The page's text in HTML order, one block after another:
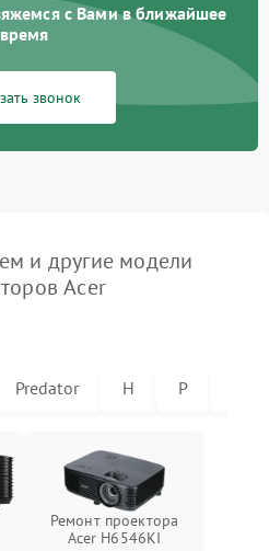
с Вами в ближайшее
время
звонок
и другие модели
Acer
Predator H P
Ремонт проектора
Acer H6546KI